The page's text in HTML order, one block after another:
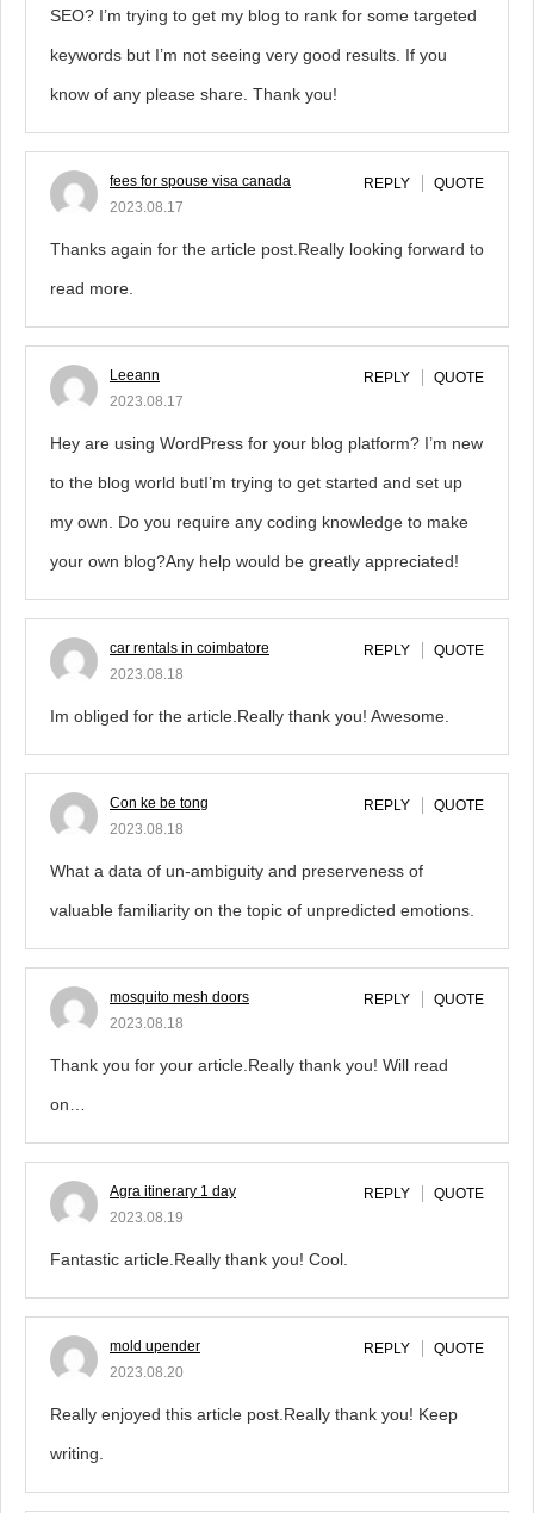
SEO? I’m trying to get my blog to rank for some targeted
keywords but I’m not seeing very good results. If you
know of any please share. Thank you!
fees for spouse visa canada
2023.08.17
REPLY QUOTE
Thanks again for the article post.Really looking forward to
read more.
Leeann
2023.08.17
REPLY QUOTE
Hey are using WordPress for your blog platform? I’m new
to the blog world butI’m trying to get started and set up
my own. Do you require any coding knowledge to make
your own blog?Any help would be greatly appreciated!
car rentals in coimbatore
2023.08.18
REPLY QUOTE
Im obliged for the article.Really thank you! Awesome.
Con ke be tong
2023.08.18
REPLY QUOTE
What a data of un-ambiguity and preserveness of
valuable familiarity on the topic of unpredicted emotions.
mosquito mesh doors
2023.08.18
REPLY QUOTE
Thank you for your article.Really thank you! Will read
on…
Agra itinerary 1 day
2023.08.19
REPLY QUOTE
Fantastic article.Really thank you! Cool.
mold upender
2023.08.20
REPLY QUOTE
Really enjoyed this article post.Really thank you! Keep
writing.